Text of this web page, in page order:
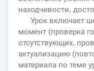
находчивости,
Урок включает
момент (проверка
отсутствующих,
актуализацию
материала по теме